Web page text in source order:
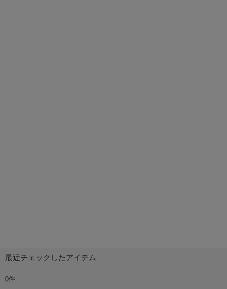
最近チェックしたアイテム
0件